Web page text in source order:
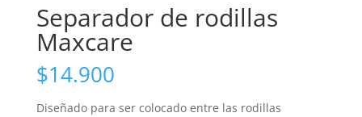
Separador de rodillas
Maxcare
$14.900
Diseñado para ser colocado entre las rodillas